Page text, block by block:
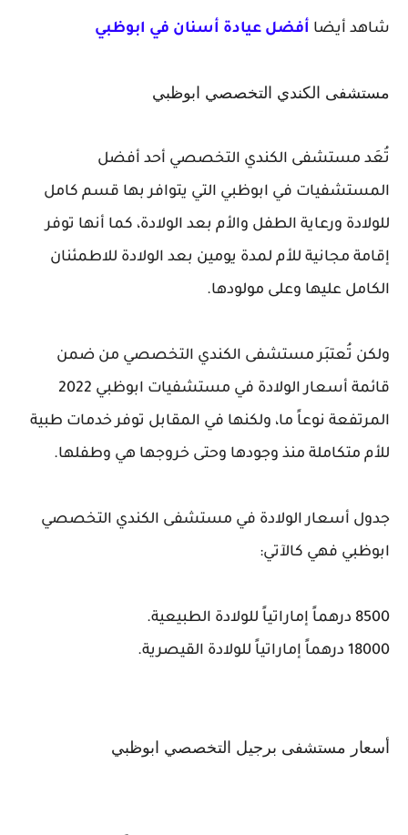
شاهد أيضا أفضل عيادة أسنان في ابوظبي
مستشفى الكندي التخصصي ابوظبي
تُعَد مستشفى الكندي التخصصي أحد أفضل
المستشفيات في ابوظبي التي يتوافر بها قسم كامل
للولادة ورعاية الطفل والأم بعد الولادة، كما أنها توفر
إقامة مجانية للأم لمدة يومين بعد الولادة للاطمئنان
الكامل عليها وعلى مولودها.
ولكن تُعتبَر مستشفى الكندي التخصصي من ضمن
قائمة أسعار الولادة في مستشفيات ابوظبي 2022
المرتفعة نوعاً ما، ولكنها في المقابل توفر خدمات طبية
للأم متكاملة منذ وجودها وحتى خروجها هي وطفلها.
جدول أسعار الولادة في مستشفى الكندي التخصصي
ابوظبي فهي كالآتي:
8500 درهماً إماراتياً للولادة الطبيعية.
18000 درهماً إماراتياً للولادة القيصرية.
أسعار مستشفى برجيل التخصصي ابوظبي